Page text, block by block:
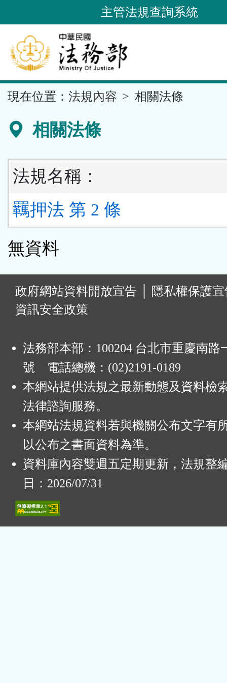
到
要
內
容
區
主管法規查詢系統
現在位置： 法規內容 相關法條
相關法條
法規名稱：
羈押法 第 2 條
無資料
政府網站資料開放宣告
隱私權保護
資訊安全政策
法務部本部：100204 台北市重慶南路
號 電話總機：(02)2191-0189
本網站提供法規之最新動態及資料檢
法律諮詢服務。
本網站法規資料若與機關公布文字有
以公布之書面資料為準。
資料庫內容雙週五定期更新，法規整
日：2026/07/31